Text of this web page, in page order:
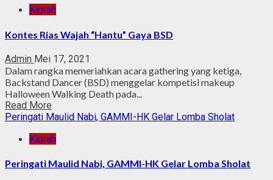
Kiprah
Kontes Rias Wajah “Hantu” Gaya BSD
Admin Mei 17, 2021
Dalam rangka memeriahkan acara gathering yang ketiga,
Backstand Dancer (BSD) menggelar kompetisi makeup
Halloween Walking Death pada...
Read More
Peringati Maulid Nabi, GAMMI-HK Gelar Lomba Sholat
Kiprah
Peringati Maulid Nabi, GAMMI-HK Gelar Lomba Sholat